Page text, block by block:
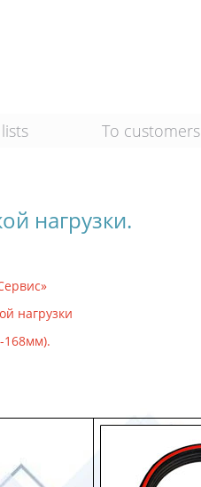
To customers
нагрузки.
нагрузки
168мм).